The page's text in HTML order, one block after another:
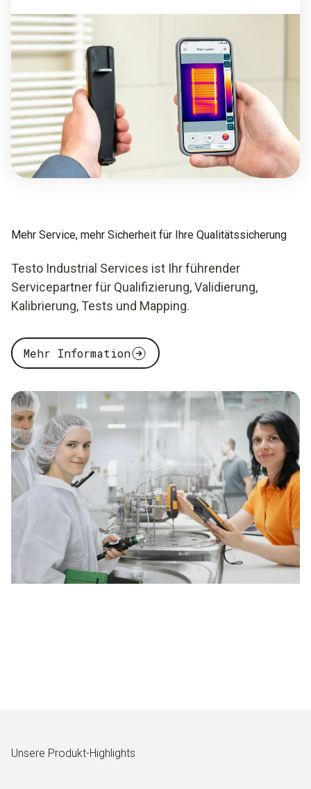
Mehr Service, mehr Sicherheit für Ihre Qualitätssicherung
Testo Industrial Services ist Ihr führender
Servicepartner für Qualifizierung, Validierung,
Kalibrierung, Tests und Mapping.
Mehr Information
Unsere Produkt-Highlights